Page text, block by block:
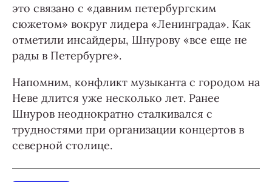
это связано с «давним петербургским
сюжетом» вокруг лидера «Ленинграда». Как
отметили инсайдеры, Шнурову «все еще не
рады в Петербурге».
Напомним, конфликт музыканта с городом на
Неве длится уже несколько лет. Ранее
Шнуров неоднократно сталкивался с
трудностями при организации концертов в
северной столице.